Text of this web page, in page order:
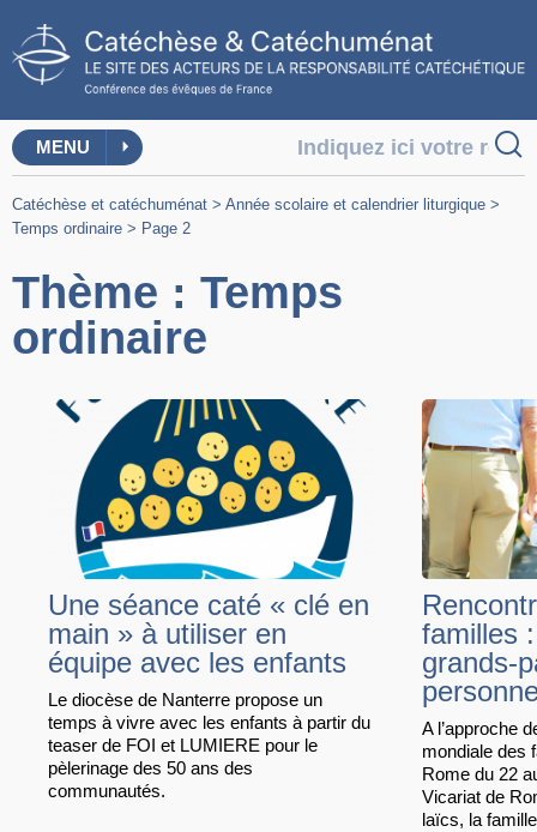
MENU
Catéchèse et catéchuménat > Année scolaire et calendrier liturgique >
Temps ordinaire > Page 2
Thème : Temps
ordinaire
Une séance caté « clé en
main » à utiliser en
équipe avec les enfants
Le diocèse de Nanterre propose un
temps à vivre avec les enfants à partir du
teaser de FOI et LUMIERE pour le
pèlerinage des 50 ans des
communautés.
familles
grands-
A l’approche
mondiale des
Rome du 22
Vicariat de
laïcs, la